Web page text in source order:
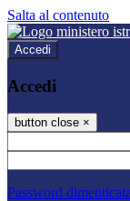
Salta al contenuto
Accedi
Accedi
button close ×
Password